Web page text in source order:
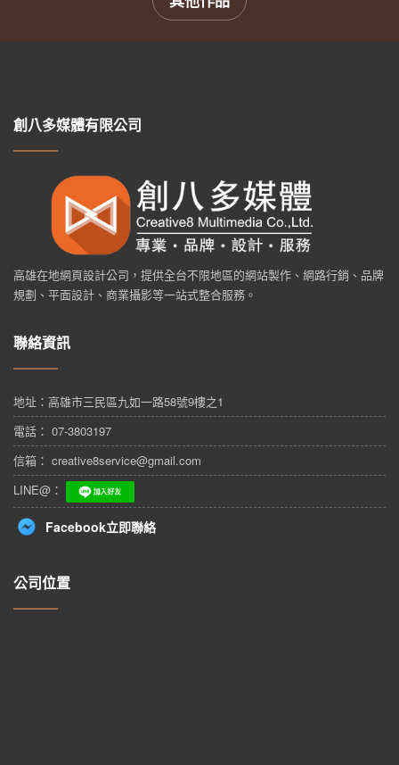
創八多媒體有限公司
高雄在地網頁設計公司，提供全台不限地區的網站製作、網路行銷、品牌
規劃、平面設計、商業攝影等一站式整合服務。
聯絡資訊
地址： 高雄市三民區九如一路58號9樓之1
電話： 07-3803197
信箱： creative8service@gmail.com
LINE@：
Facebook立即聯絡
公司位置